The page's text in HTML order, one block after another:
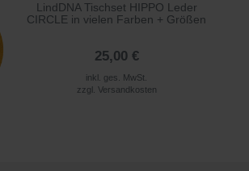
LindDNA Tischset HIPPO Leder
CIRCLE in vielen Farben + Größen
25,00 €
inkl. ges. MwSt.
zzgl. Versandkosten